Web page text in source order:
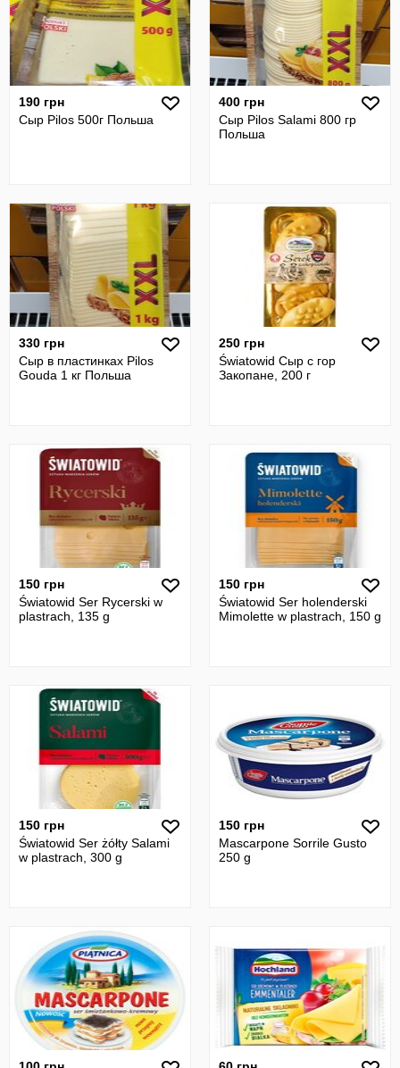
190 грн
Сыр Pilos 500г Польша
400 грн
Сыр Pilos Salami 800 гр
Польша
330 грн
Сыр в пластинках Pilos
Gouda 1 кг Польша
250 грн
Światowid Сыр с гор
Закопане, 200 г
150 грн
Światowid Ser Rycerski w
plastrach, 135 g
150 грн
Światowid Ser holenderski
Mimolette w plastrach, 150 g
150 грн
Światowid Ser żółty Salami
w plastrach, 300 g
150 грн
Mascarpone Sorrile Gusto
250 g